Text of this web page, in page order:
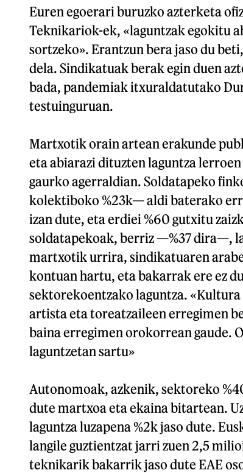
Euren egoerari buruzko azterketa
Teknikariok-ek, «laguntzak egokitu
sortzeko». Erantzun bera jaso du
dela. Sindikatuak berak egin duen
bada, pandemiak itxuraldatutako
testuinguruan.
Martxotik orain artean erakunde
eta abiarazi dituzten laguntza
gaurko agerraldian. Soldatapeko
kolektiboko %23k— aldi baterako
izan dute, eta erdiei %60 gutxitu
soldatapekoak, berriz —%37 dira—,
martxotik urrira, sindikatuaren
kontuan hartu, eta bakarrak ere ez
sektorekoentzako laguntza.
artista eta toreatzaileen erregimen
baina erregimen orokorrean gaude.
laguntzetan sartu»
Autonomoak, azkenik, sektoreko
dute martxoa eta ekaina bitartean.
laguntza luzapena %2k jaso dute.
langile guztientzat jarri zuen 2,5
teknikarik bakarrik jaso dute EAE